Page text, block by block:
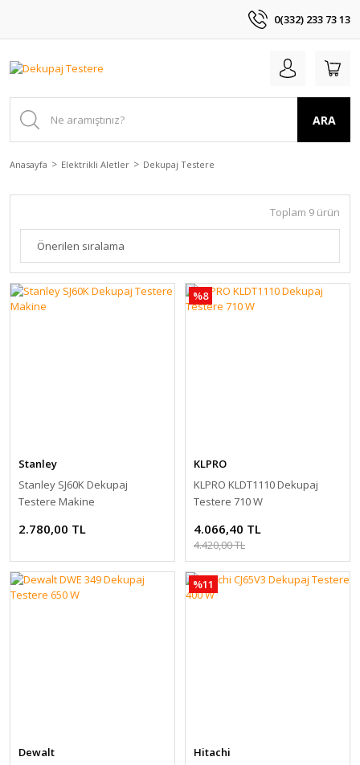
0(332) 233 73 13
ARA
Anasayfa Elektrikli Aletler Dekupaj Testere
Toplam 9 ürün
Stanley
Stanley SJ60K Dekupaj
Testere Makine
2.780,00 TL
%8
KLPRO
KLPRO KLDT1110 Dekupaj
Testere 710 W
4.066,40 TL
4.420,00 TL
Dewalt
%11
Hitachi